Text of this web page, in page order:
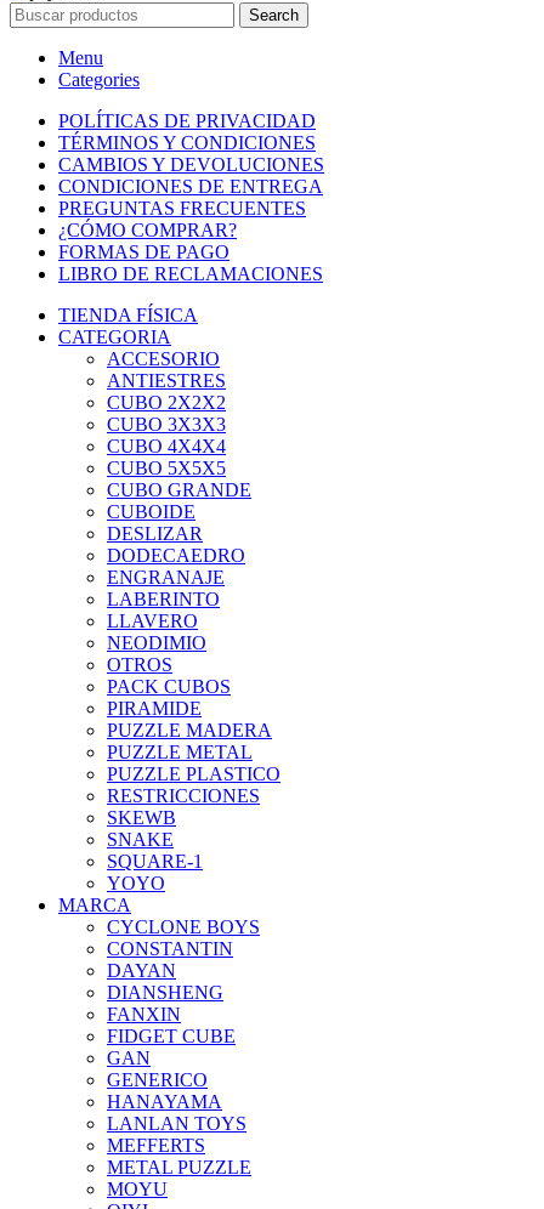
Search
Menu
Categories
POLÍTICAS DE PRIVACIDAD
TÉRMINOS Y CONDICIONES
CAMBIOS Y DEVOLUCIONES
CONDICIONES DE ENTREGA
PREGUNTAS FRECUENTES
¿CÓMO COMPRAR?
FORMAS DE PAGO
LIBRO DE RECLAMACIONES
TIENDA FÍSICA
CATEGORIA
ACCESORIO
ANTIESTRES
CUBO 2X2X2
CUBO 3X3X3
CUBO 4X4X4
CUBO 5X5X5
CUBO GRANDE
CUBOIDE
DESLIZAR
DODECAEDRO
ENGRANAJE
LABERINTO
LLAVERO
NEODIMIO
OTROS
PACK CUBOS
PIRAMIDE
PUZZLE MADERA
PUZZLE METAL
PUZZLE PLASTICO
RESTRICCIONES
SKEWB
SNAKE
SQUARE-1
YOYO
MARCA
CYCLONE BOYS
CONSTANTIN
DAYAN
DIANSHENG
FANXIN
FIDGET CUBE
GAN
GENERICO
HANAYAMA
LANLAN TOYS
MEFFERTS
METAL PUZZLE
MOYU